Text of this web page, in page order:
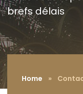
brefs délais
Home »